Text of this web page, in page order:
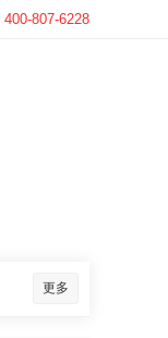
400-807-6228
更多